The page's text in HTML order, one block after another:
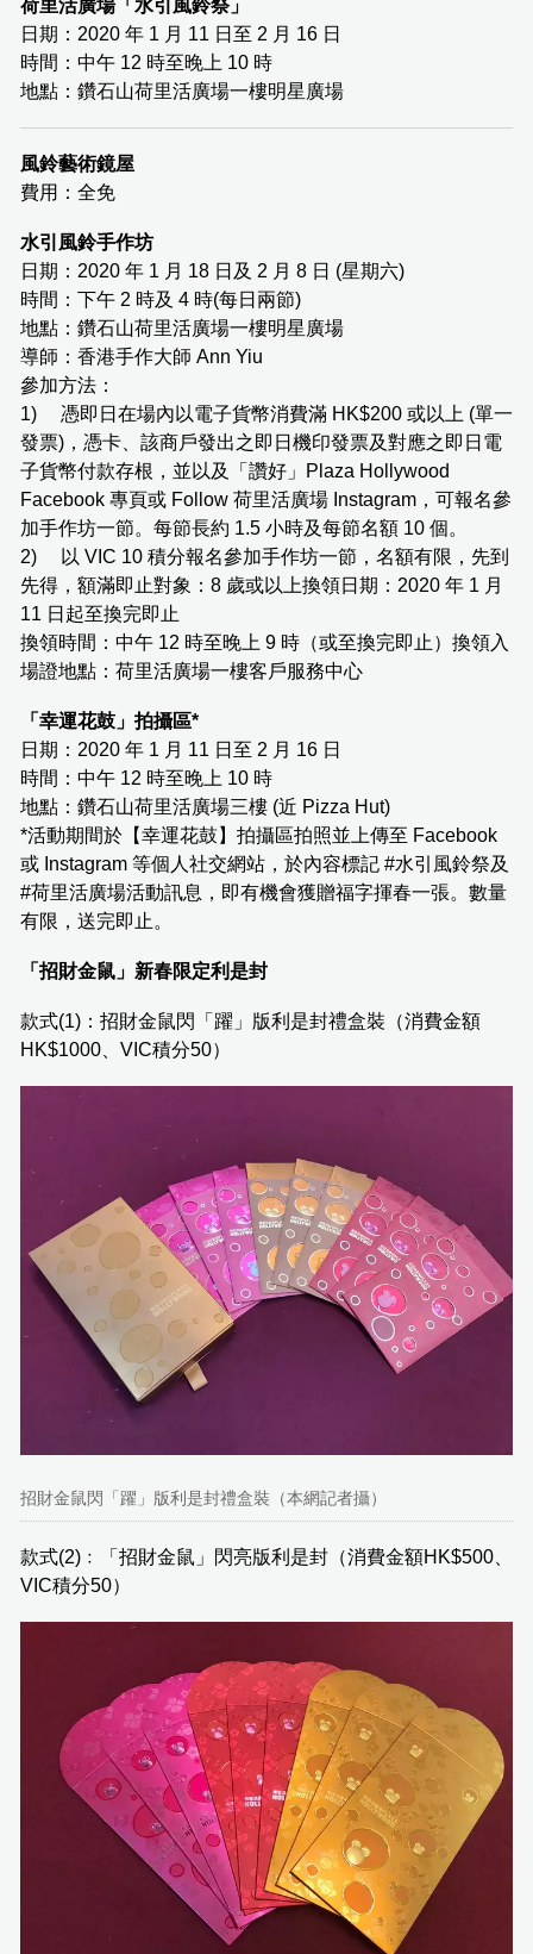
荷里活廣場「水引風鈴祭」
日期：2020 年 1 月 11 日至 2 月 16 日
時間：中午 12 時至晚上 10 時
地點：鑽石山荷里活廣場一樓明星廣場
風鈴藝術鏡屋
費用：全免
水引風鈴手作坊
日期：2020 年 1 月 18 日及 2 月 8 日 (星期六)
時間：下午 2 時及 4 時(每日兩節)
地點：鑽石山荷里活廣場一樓明星廣場
導師：香港手作大師 Ann Yiu
參加方法：
1) 憑即日在場內以電子貨幣消費滿 HK$200 或以上 (單一
發票)，憑卡、該商戶發出之即日機印發票及對應之即日電
子貨幣付款存根，並以及「讚好」Plaza Hollywood
Facebook 專頁或 Follow 荷里活廣場 Instagram，可報名參
加手作坊一節。每節長約 1.5 小時及每節名額 10 個。
2) 以 VIC 10 積分報名參加手作坊一節，名額有限，先到
先得，額滿即止對象：8 歲或以上換領日期：2020 年 1 月
11 日起至換完即止
換領時間：中午 12 時至晚上 9 時（或至換完即止）換領入
場證地點：荷里活廣場一樓客戶服務中心
「幸運花鼓」拍攝區*
日期：2020 年 1 月 11 日至 2 月 16 日
時間：中午 12 時至晚上 10 時
地點：鑽石山荷里活廣場三樓 (近 Pizza Hut)
*活動期間於【幸運花鼓】拍攝區拍照並上傳至 Facebook
或 Instagram 等個人社交網站，於內容標記 #水引風鈴祭及
#荷里活廣場活動訊息，即有機會獲贈福字揮春一張。數量
有限，送完即止。
「招財金鼠」新春限定利是封
款式(1)：招財金鼠閃「躍」版利是封禮盒裝（消費金額
HK$1000、VIC積分50）
招財金鼠閃「躍」版利是封禮盒裝（本網記者攝）
款式(2)﹕「招財金鼠」閃亮版利是封（消費金額HK$500、
VIC積分50）